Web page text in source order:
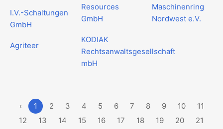
I.V.-Schaltungen
GmbH
Agriteer
Resources
GmbH
KODIAK
Rechtsanwaltsgesellschaft
mbH
Maschinenring
Nordwest e.V.
‹ 1 2 3 4 5 6 7 8 9 10
11
12
13 14 15 16 17 18 19 20
21